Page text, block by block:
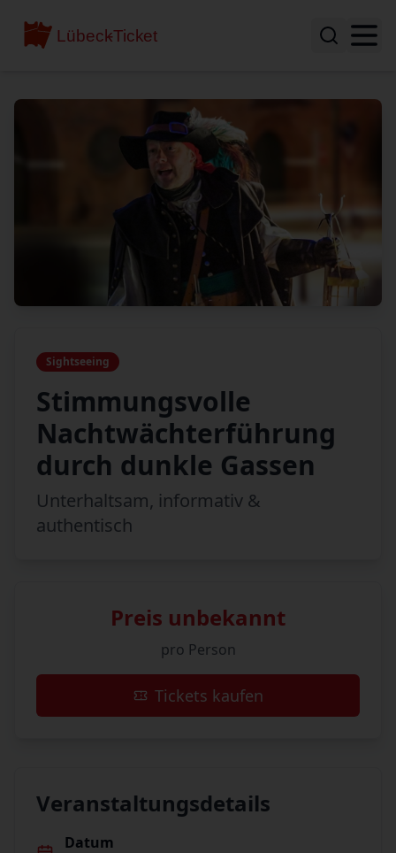
Sightseeing
Stimmungsvolle
Nachtwächterführung
durch dunkle Gassen
Unterhaltsam, informativ &
authentisch
Preis unbekannt
pro Person
Tickets kaufen
Veranstaltungsdetails
Datum